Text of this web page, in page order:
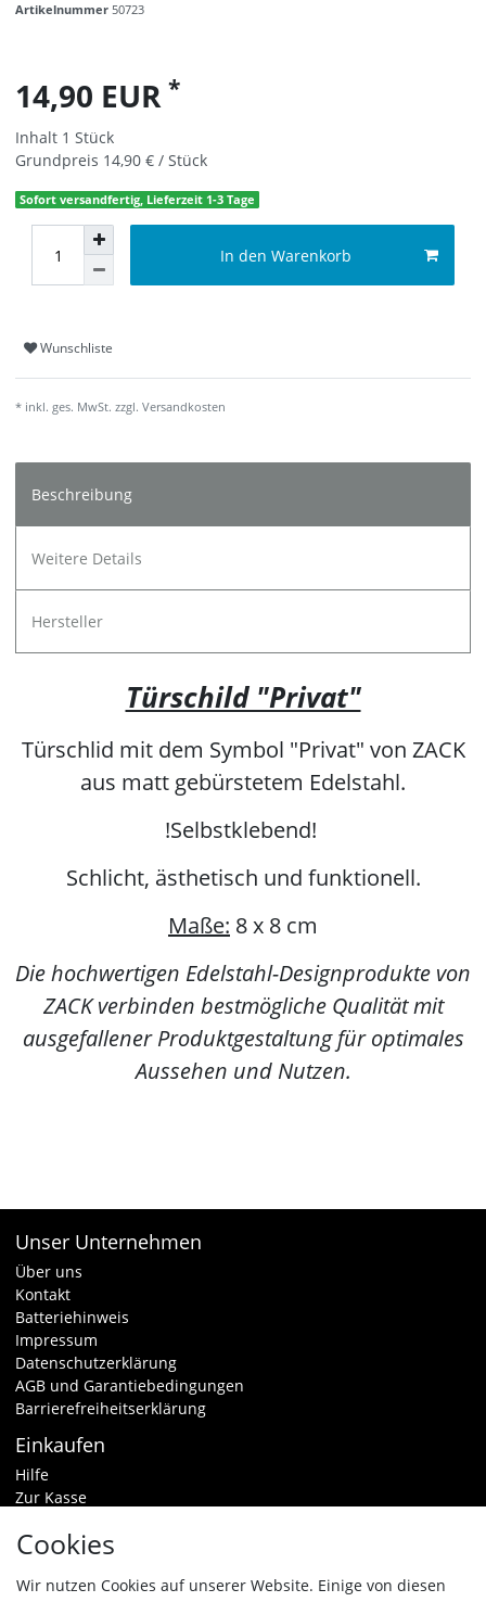
Artikelnummer 50723
14,90 EUR *
Inhalt 1 Stück
Grundpreis 14,90 € / Stück
Sofort versandfertig, Lieferzeit 1-3 Tage
In den Warenkorb
Wunschliste
* inkl. ges. MwSt. zzgl. Versandkosten
Beschreibung
Weitere Details
Hersteller
Türschild "Privat"
Türschlid mit dem Symbol "Privat" von ZACK
aus matt gebürstetem Edelstahl.
!Selbstklebend!
Schlicht, ästhetisch und funktionell.
Maße: 8 x 8 cm
Die hochwertigen Edelstahl-Designprodukte von
ZACK verbinden bestmögliche Qualität mit
ausgefallener Produktgestaltung für optimales
Aussehen und Nutzen.
Unser Unternehmen
Über uns
Kontakt
Batteriehinweis
Impressum
Datenschutzerklärung
AGB und Garantiebedingungen
Barrierefreiheitserklärung
Einkaufen
Hilfe
Zur Kasse
Zahlungsarten & Versand
Cookies
Wir nutzen Cookies auf unserer Website. Einige von diesen